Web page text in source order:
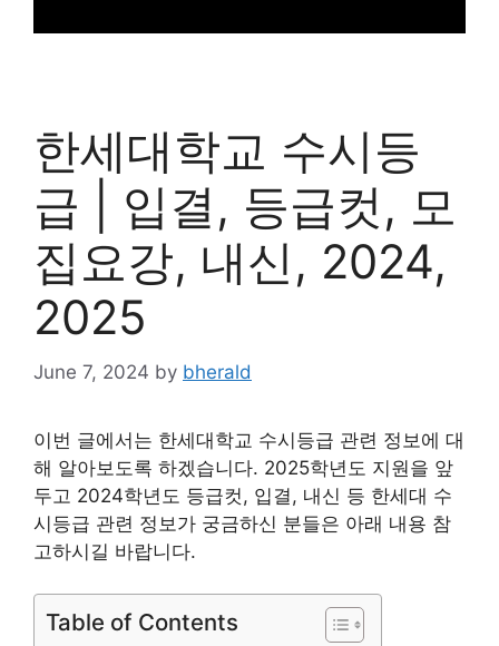
한세대학교 수시등
급 | 입결, 등급컷, 모
집요강, 내신, 2024,
2025
June 7, 2024 by bherald
이번 글에서는 한세대학교 수시등급 관련 정보에 대
해 알아보도록 하겠습니다. 2025학년도 지원을 앞
두고 2024학년도 등급컷, 입결, 내신 등 한세대 수
시등급 관련 정보가 궁금하신 분들은 아래 내용 참
고하시길 바랍니다.
Table of Contents